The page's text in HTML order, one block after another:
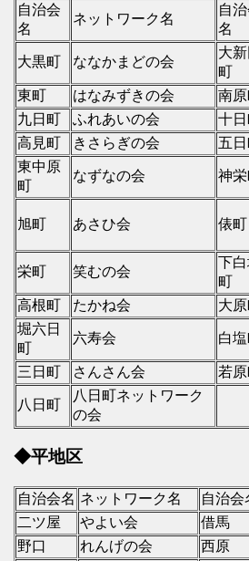
自治会
名
ネットワーク名
自
名
大黒町 ななかまどの会
大新
町
東町
はなみずきの会 南
九日町
ふれあいの会 十
高見町
きさらぎの会 五
東中原
町
なずなの会 神
旭町 あさひ会 俵町
栄町 笑むの会
下
町
高根町 たかね会 大
堀六日
町
六寿会 白
三日町 さんさん会 若
八日町
八日町ネットワーク
の会
◆平地区
自治会名 ネットワーク名 自治会
二ツ屋
やよい会 借馬
野口
れんげの会 西原